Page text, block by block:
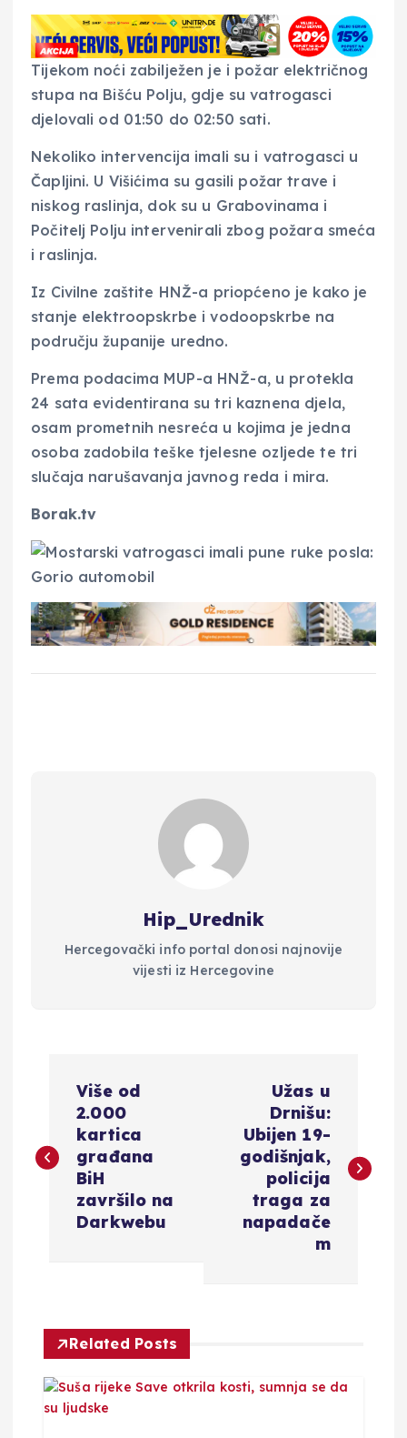
Tijekom noći zabilježen je i požar električnog
stupa na Bišću Polju, gdje su vatrogasci
djelovali od 01:50 do 02:50 sati.
Nekoliko intervencija imali su i vatrogasci u
Čapljini. U Višićima su gasili požar trave i
niskog raslinja, dok su u Grabovinama i
Počitelj Polju intervenirali zbog požara smeća
i raslinja.
Iz Civilne zaštite HNŽ-a priopćeno je kako je
stanje elektroopskrbe i vodoopskrbe na
području županije uredno.
Prema podacima MUP-a HNŽ-a, u protekla
24 sata evidentirana su tri kaznena djela,
osam prometnih nesreća u kojima je jedna
osoba zadobila teške tjelesne ozljede te tri
slučaja narušavanja javnog reda i mira.
Borak.tv
Hip_Urednik
Hercegovački info portal donosi najnovije
vijesti iz Hercegovine
v
c
Više od
2.000
kartica
građana
BiH
završilo na
Darkwebu
Užas u
Drnišu:
Ubijen 19-
godišnjak,
policija
traga za
napadače
m
Related Posts